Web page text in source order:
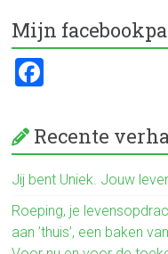
b
er
Mijn
ce
b
o
ok
Recente
Jij bent Uniek. Jouw
Roeping, je
aan ’thuis’, een baken